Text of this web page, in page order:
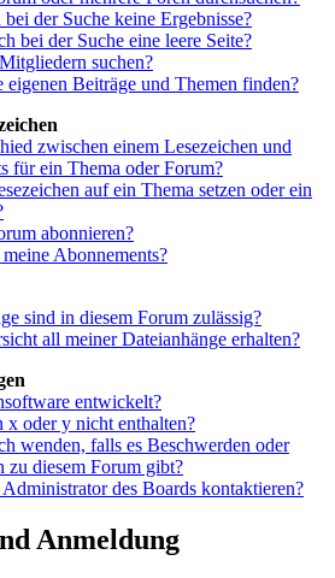
der Suche keine Ergebnisse?
bei der Suche eine leere Seite?
suchen?
eigenen Beiträge und Themen finden?
zwischen einem Lesezeichen und
für ein Thema oder Forum?
auf ein Thema setzen oder ein
abonnieren?
Abonnements?
sind in diesem Forum zulässig?
all meiner Dateianhänge erhalten?
entwickelt?
x oder y nicht enthalten?
wenden, falls es Beschwerden oder
zu diesem Forum gibt?
des Boards kontaktieren?
Anmeldung